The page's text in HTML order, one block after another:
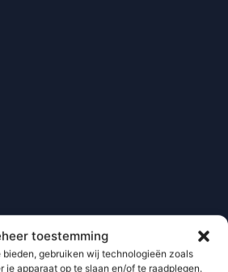
toestemming
bieden, gebruiken wij technologieën zoals
je apparaat op te slaan en/of te raadplegen.